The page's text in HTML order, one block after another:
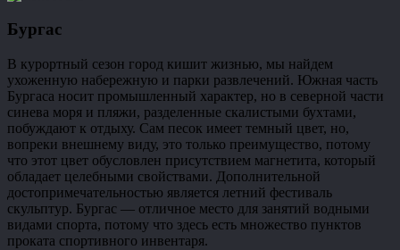
Бургас
В курортный сезон город кишит жизнью, мы найдем
ухоженную набережную и парки развлечений. Южная часть
Бургаса носит промышленный характер, но в северной части
синева моря и пляжи, разделенные скалистыми бухтами,
побуждают к отдыху. Сам песок имеет темный цвет, но,
вопреки внешнему виду, это только преимущество, потому
что этот цвет обусловлен присутствием магнетита, который
обладает целебными свойствами. Дополнительной
достопримечательностью является летний фестиваль
скульптур. Бургас — отличное место для занятий водными
видами спорта, потому что здесь есть множество пунктов
проката спортивного инвентаря.